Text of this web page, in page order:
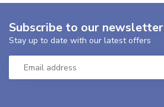
Subscribe to our newsletter
Stay up to date with our latest offers